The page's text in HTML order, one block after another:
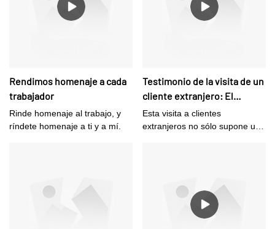
Rendimos homenaje a cada
trabajador
Rinde homenaje al trabajo, y
ríndete homenaje a ti y a mí.
Testimonio de la visita de un
cliente extranjero: El
extraordinario encanto de
las pantallas publicitarias
Esta visita a clientes
extranjeros no sólo supone un